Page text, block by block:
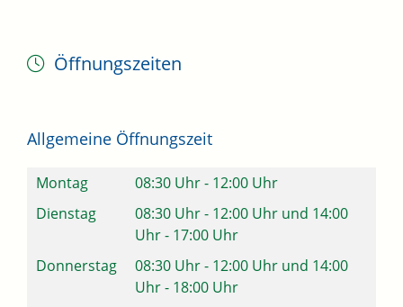
Öffnungszeiten
Allgemeine Öffnungszeit
Montag 08:30 Uhr- 12:00 Uhr
Dienstag
08:30 Uhr- 12:00 Uhr und 14:00
Uhr- 17:00 Uhr
Donnerstag
08:30 Uhr- 12:00 Uhr und 14:00
Uhr- 18:00 Uhr